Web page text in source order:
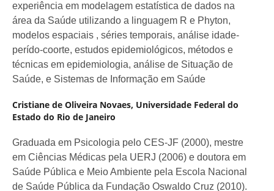
experiência em modelagem estatística de dados na
área da Saúde utilizando a linguagem R e Phyton,
modelos espaciais , séries temporais, análise idade-
perído-coorte, estudos epidemiológicos, métodos e
técnicas em epidemiologia, análise de Situação de
Saúde, e Sistemas de Informação em Saúde
Cristiane de Oliveira Novaes, Universidade Federal do
Estado do Rio de Janeiro
Graduada em Psicologia pelo CES-JF (2000), mestre
em Ciências Médicas pela UERJ (2006) e doutora em
Saúde Pública e Meio Ambiente pela Escola Nacional
de Saúde Pública da Fundação Oswaldo Cruz (2010).